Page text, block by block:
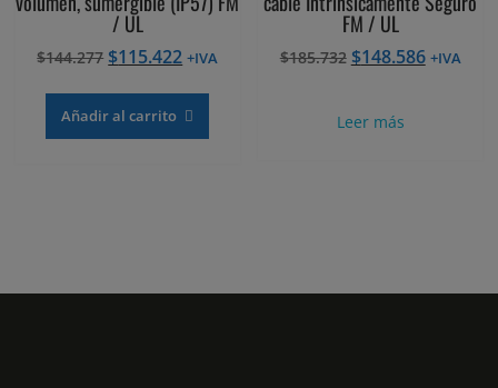
/ UL
$144.277 El
original
era:
$115.422El
actual
es:
+IVA
Añadir al carrito
FM / UL
$185.732 El
era:
$148.586El+IVA
Leer más